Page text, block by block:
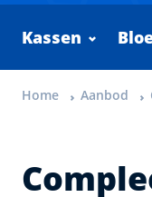
Kassen
Home Aanbod